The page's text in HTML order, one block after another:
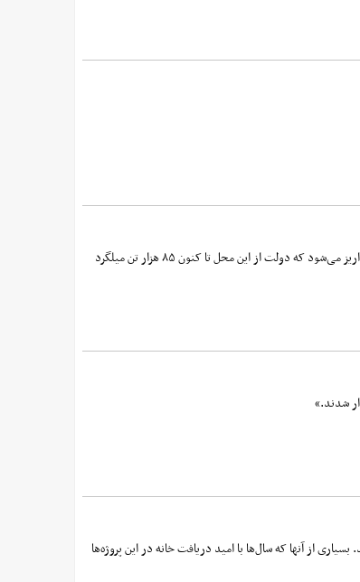
در حال حاضر تمامی منابع طرح نهضت ملی مسکن شامل اقساط مسکن مهر و درآمدهای مالیاتی املاک و اوراق مالی به صندوق ملی مسکن واریز می‌شود که دولت از این محل تا کنون ۸۵ هزار تن میلگرد
شدند.»
از آنها که سال‌ها با امید دریافت خانه در این پروژه‌ها